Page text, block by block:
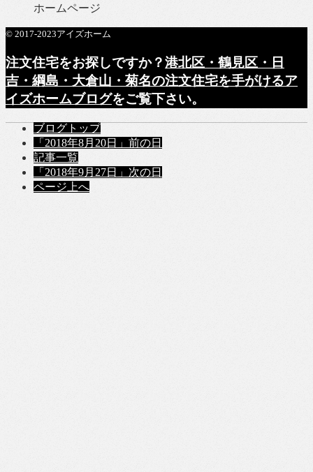
ホームページ
© 2017-2023アイズホーム
注文住宅をお探しですか？港北区・鶴見区・日
吉・綱島・大倉山・菊名の注文住宅を手がけるア
イズホームブログをご覧下さい。
ブログトップ
「2018年8月20日」 前の日
記事一覧
「2018年9月27日」 次の日
ページ上へ